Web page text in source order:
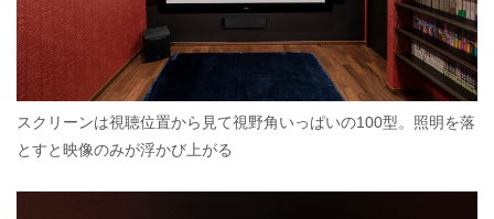
スクリーンは視聴位置から見て視野角いっぱいの100型。照明を落
とすと映像のみが浮かび上がる